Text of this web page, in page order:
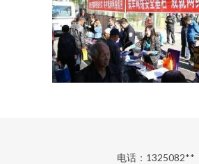
电话：1325082**